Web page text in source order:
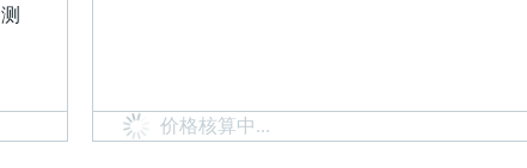
价格核算中…